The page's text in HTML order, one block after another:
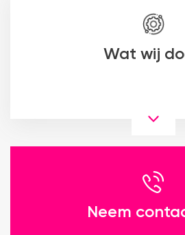
Wat wij
Neem